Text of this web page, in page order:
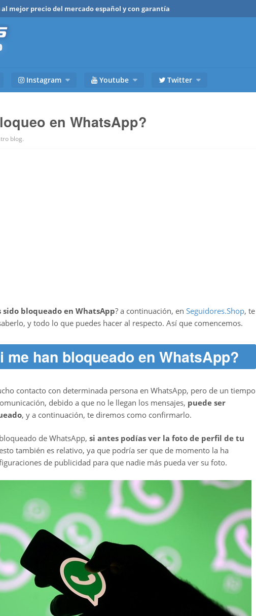
mejor precio del mercado español y con garantía
Instagram Youtube Twitter
en WhatsApp?
blog.
sido bloqueado en WhatsApp? a continuación, en Seguidores.Shop, te
y todo lo que puedes hacer al respecto. Así que comencemos.
me han bloqueado en WhatsApp?
contacto con determinada persona en WhatsApp, pero de un tiempo
debido a que no le llegan los mensajes, puede ser
, y a continuación, te diremos como confirmarlo.
de WhatsApp, si antes podías ver la foto de perfil de tu
también es relativo, ya que podría ser que de momento la ha
de publicidad para que nadie más pueda ver su foto.